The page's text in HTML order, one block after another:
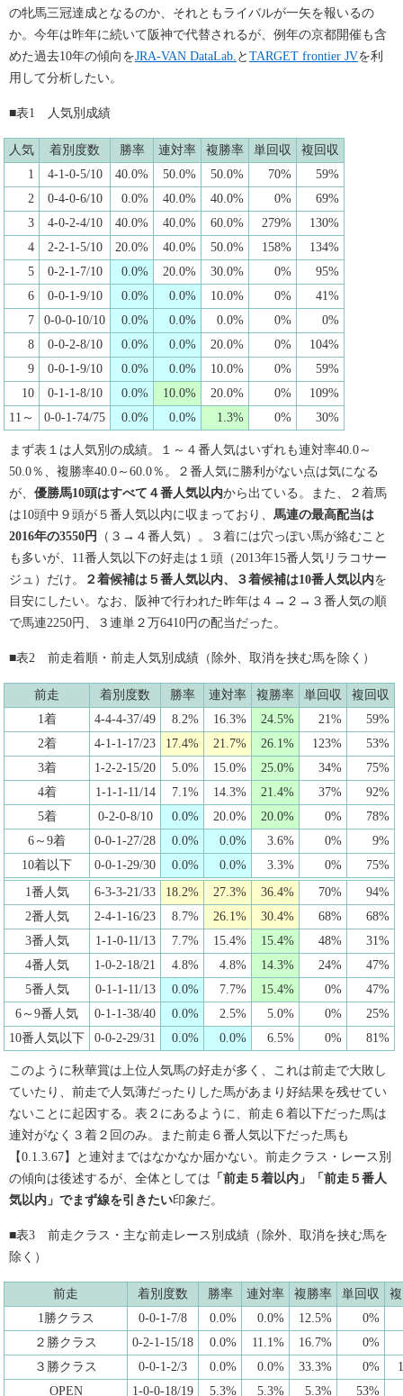
の牝馬三冠達成となるのか、それともライバルが一矢を報いるの
か。今年は昨年に続いて阪神で代替されるが、例年の京都開催も含
めた過去10年の傾向をJRA-VAN DataLab. と TARGET frontier JVを利
用して分析したい。
■表1 人気別成績
人気 着別度数 勝率 連対率 複勝率 単回収
複回収
1
4-1-0-5/10 40.0% 50.0% 50.0% 70%
59%
2
0-4-0-6/10 0.0% 40.0% 40.0% 0%
69%
3
4-0-2-4/10 40.0% 40.0% 60.0% 279%
130%
4
2-2-1-5/10 20.0% 40.0% 50.0% 158%
134%
5
0-2-1-7/10 0.0% 20.0% 30.0% 0%
95%
6
0-0-1-9/10 0.0% 0.0% 10.0% 0%
41%
7
0-0-0-10/10 0.0% 0.0% 0.0% 0%
0%
8
0-0-2-8/10 0.0% 0.0% 20.0% 0%
104%
9
0-0-1-9/10 0.0% 0.0% 10.0% 0%
59%
10
0-1-1-8/10 0.0% 10.0% 20.0% 0%
109%
11～
0-0-1-74/75 0.0% 0.0% 1.3% 0% 30%
まず表１は人気別の成績。１～４番人気はいずれも連対率40.0～
50.0％、複勝率40.0～60.0％。２番人気に勝利がない点は気になる
が、 優勝馬10頭はすべて４番人気以内から出ている。また、２着馬
は10頭中９頭が５番人気以内に収まっており、 馬連の最高配当は
2016年の3550円
（３→４番人気）。３着には穴っぽい馬が絡むこと
も多いが、11番人気以下の好走は１頭（2013年15番人気リラコサー
ジュ）だけ。
２着候補は５番人気以内、３着候補は10番人気以内を
目安にしたい。なお、阪神で行われた昨年は４→２→３番人気の順
で馬連2250円、３連単２万6410円の配当だった。
■表2 前走着順・前走人気別成績（除外、取消を挟む馬を除く）
前走 着別度数 勝率 連対率 複勝率 単回収
複回収
1着
4-4-4-37/49 8.2% 16.3% 24.5% 21%
59%
2着
4-1-1-17/23 17.4% 21.7% 26.1% 123%
53%
3着
1-2-2-15/20 5.0% 15.0% 25.0% 34%
75%
4着
1-1-1-11/14 7.1% 14.3% 21.4% 37%
92%
5着
0-2-0-8/10 0.0% 20.0% 20.0% 0%
78%
6～9着
0-0-1-27/28 0.0% 0.0% 3.6% 0%
9%
10着以下
0-0-1-29/30 0.0% 0.0% 3.3% 0%
75%
1番人気
6-3-3-21/33 18.2% 27.3% 36.4% 70%
94%
2番人気
2-4-1-16/23 8.7% 26.1% 30.4% 68%
68%
3番人気
1-1-0-11/13 7.7% 15.4% 15.4% 48%
31%
4番人気
1-0-2-18/21 4.8% 4.8% 14.3% 24%
47%
5番人気
0-1-1-11/13 0.0% 7.7% 15.4% 0%
47%
6～9番人気
0-1-1-38/40 0.0% 2.5% 5.0% 0%
25%
10番人気以下
0-0-2-29/31 0.0% 0.0% 6.5% 0% 81%
このように秋華賞は上位人気馬の好走が多く、これは前走で大敗し
ていたり、前走で人気薄だったりした馬があまり好結果を残せてい
ないことに起因する。表２にあるように、前走６着以下だった馬は
連対がなく３着２回のみ。また前走６番人気以下だった馬も
【0.1.3.67】と連対まではなかなか届かない。前走クラス・レース別
の傾向は後述するが、全体としては 「前走５着以内」「前走５番人
気以内」でまず線を引きたい印象だ。
■表3 前走クラス・主な前走レース別成績（除外、取消を挟む馬を
除く）
前走 着別度数 勝率 連対率 複勝率 単回収
1勝クラス
0-0-1-7/8 0.0% 0.0% 12.5%
0%
２勝クラス
0-2-1-15/18 0.0% 11.1% 16.7%
0%
３勝クラス
0-0-1-2/3 0.0% 0.0% 33.3% 0%
OPEN
1-0-0-18/19 5.3% 5.3% 5.3% 53%